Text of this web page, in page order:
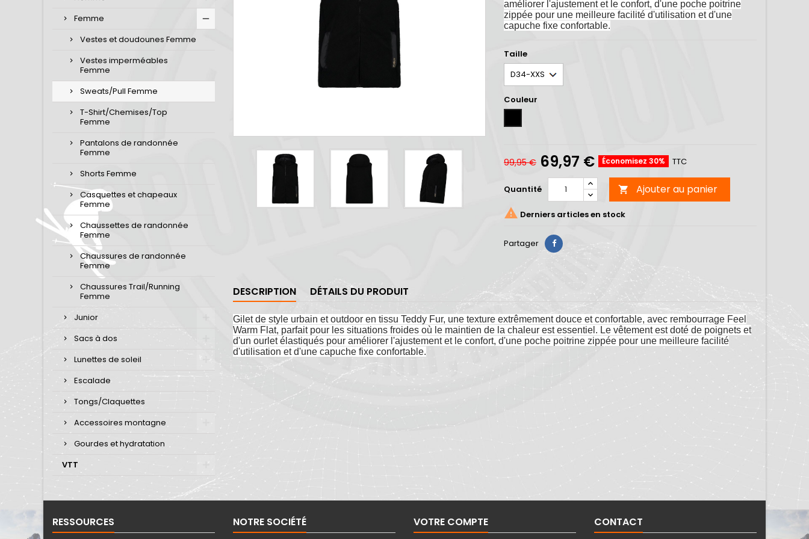
Femme
Vestes et doudounes Femme
Vestes imperméables
Femme
Sweats/Pull Femme
T-Shirt/Chemises/Top
Femme
Pantalons de randonnée
Femme
Shorts Femme
Casquettes et chapeaux
Femme
Chaussettes de randonnée
Femme
Chaussures de randonnée
Femme
Chaussures Trail/Running
Femme
Junior
Sacs à dos
Lunettes de soleil
Escalade
Tongs/Claquettes
Accessoires montagne
Gourdes et hydratation
VTT
améliorer l'ajustement et le confort, d'une poche poitrine
zippée pour une meilleure facilité d'utilisation et d'une
capuche fixe confortable.
Taille
Couleur
99,95 € 69,97 € Économisez 30% TTC
Quantité  Ajouter au panier
 Derniers articles en stock
Partager
DESCRIPTION DÉTAILS DU PRODUIT
Gilet de style urbain et outdoor en tissu Teddy Fur, une texture extrêmement douce et confortable, avec rembourrage Feel
Warm Flat, parfait pour les situations froides où le maintien de la chaleur est essentiel. Le vêtement est doté de poignets et
d'un ourlet élastiqués pour améliorer l'ajustement et le confort, d'une poche poitrine zippée pour une meilleure facilité
d'utilisation et d'une capuche fixe confortable.
RESSOURCES NOTRE SOCIÉTÉ VOTRE COMPTE CONTACT